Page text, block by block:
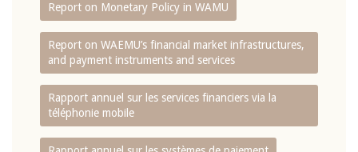
Report on Monetary Policy in WAMU
Report on WAEMU’s financial market infrastructures,
and payment instruments and services
Rapport annuel sur les services financiers via la
téléphonie mobile